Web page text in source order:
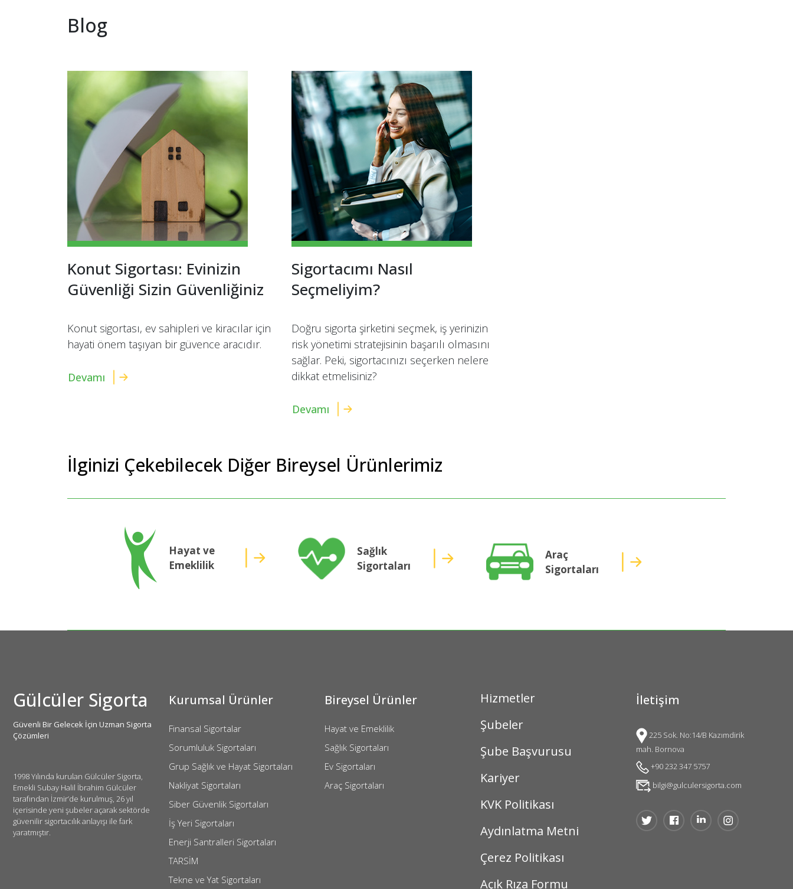
Blog
Konut Sigortası: Evinizin
Güvenliği Sizin Güvenliğiniz
Konut sigortası, ev sahipleri ve kiracılar için
hayati önem taşıyan bir güvence aracıdır.
Devamı
Sigortacımı Nasıl
Seçmeliyim?
Doğru sigorta şirketini seçmek, iş yerinizin
risk yönetimi stratejisinin başarılı olmasını
sağlar. Peki, sigortacınızı seçerken nelere
dikkat etmelisiniz?
Devamı
İlginizi Çekebilecek Diğer Bireysel Ürünlerimiz
Hayat ve
Emeklilik
Sağlık
Sigortaları
Araç
Sigortaları
Gülcüler Sigorta
Güvenli Bir Gelecek İçin Uzman Sigorta
Çözümleri
1998 Yılında kurulan Gülcüler Sigorta,
Emekli Subay Halil İbrahim Gülcüler
tarafından İzmir’de kurulmuş, 26 yıl
içerisinde yeni şubeler açarak sektörde
güvenilir sigortacılık anlayışı ile fark
yaratmıştır.
Kurumsal Ürünler
Finansal Sigortalar
Sorumluluk Sigortaları
Grup Sağlık ve Hayat Sigortaları
Nakliyat Sigortaları
Siber Güvenlik Sigortaları
İş Yeri Sigortaları
Enerji Santralleri Sigortaları
TARSİM
Tekne ve Yat Sigortaları
Bireysel Ürünler
Hayat ve Emeklilik
Sağlık Sigortaları
Ev Sigortaları
Araç Sigortaları
Hizmetler
Şubeler
Şube Başvurusu
Kariyer
KVK Politikası
Aydınlatma Metni
Çerez Politikası
Açık Rıza Formu
İletişim
225 Sok. No:14/B Kazımdirik
mah. Bornova
+90 232 347 5757
bilgi@gulculersigorta.com